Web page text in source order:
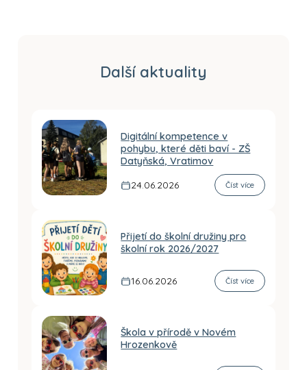
Další aktuality
Digitální kompetence v
pohybu, které děti baví - ZŠ
Datyňská, Vratimov
24.06.2026
Číst více
Přijetí do školní družiny pro
školní rok 2026/2027
16.06.2026 Číst více
Škola v přírodě v Novém
Hrozenkově